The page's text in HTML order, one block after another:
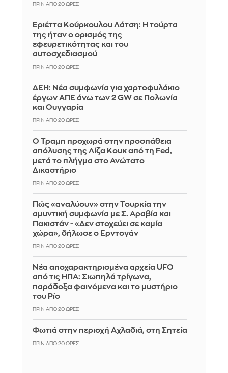
ΠΡΙΝ ΑΠΌ 20 ΏΡΕΣ
Εριέττα Κούρκουλου Λάτση: Η τούρτα
της ήταν ο ορισμός της
εφευρετικότητας και του
αυτοσχεδιασμού
ΠΡΙΝ ΑΠΌ 20 ΏΡΕΣ
ΔΕΗ: Νέα συμφωνία για χαρτοφυλάκιο
έργων ΑΠΕ άνω των 2 GW σε Πολωνία
και Ουγγαρία
ΠΡΙΝ ΑΠΌ 20 ΏΡΕΣ
Ο Τραμπ προχωρά στην προσπάθεια
απόλυσης της Λίζα Κουκ από τη Fed,
μετά το πλήγμα στο Ανώτατο
Δικαστήριο
ΠΡΙΝ ΑΠΌ 20 ΏΡΕΣ
Πώς «αναλύουν» στην Τουρκία την
αμυντική συμφωνία με Σ. Αραβία και
Πακιστάν - «Δεν στοχεύει σε καμία
χώρα», δήλωσε ο Ερντογάν
ΠΡΙΝ ΑΠΌ 20 ΏΡΕΣ
Νέα αποχαρακτηρισμένα αρχεία UFO
από τις ΗΠΑ: Σιωπηλά τρίγωνα,
παράδοξα φαινόμενα και το μυστήριο
του Ρίο
ΠΡΙΝ ΑΠΌ 20 ΏΡΕΣ
Φωτιά στην περιοχή Αχλαδιά, στη Σητεία
ΠΡΙΝ ΑΠΌ 20 ΏΡΕΣ